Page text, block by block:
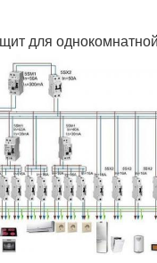
для